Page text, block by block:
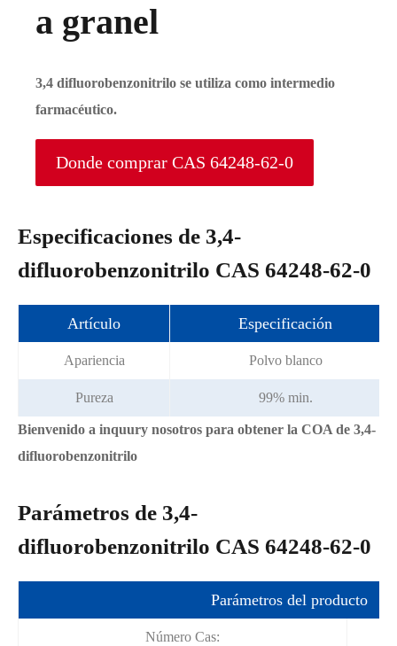
a granel
3,4 difluorobenzonitrilo se utiliza como intermedio
farmacéutico.
Donde comprar CAS 64248-62-0
Especificaciones de 3,4-
difluorobenzonitrilo CAS 64248-62-0
Artículo Especificación
Apariencia Polvo blanco
Pureza 99% min.
Bienvenido a inquury nosotros para obtener la COA de 3,4-
difluorobenzonitrilo
Parámetros de 3,4-
difluorobenzonitrilo CAS 64248-62-0
Parámetros del producto
Número Cas: